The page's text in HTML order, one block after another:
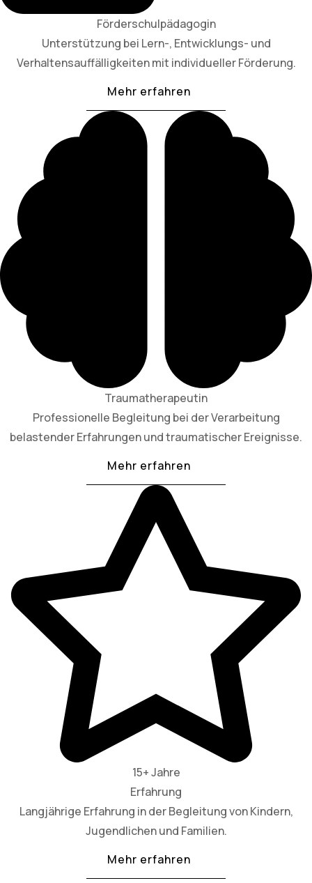
Förderschulpädagogin
Unterstützung bei Lern-, Entwicklungs- und
Verhaltensauffälligkeiten mit individueller Förderung.
Mehr erfahren
Traumatherapeutin
Professionelle Begleitung bei der Verarbeitung
belastender Erfahrungen und traumatischer Ereignisse.
Mehr erfahren
15+ Jahre
Erfahrung
Langjährige Erfahrung in der Begleitung von Kindern,
Jugendlichen und Familien.
Mehr erfahren